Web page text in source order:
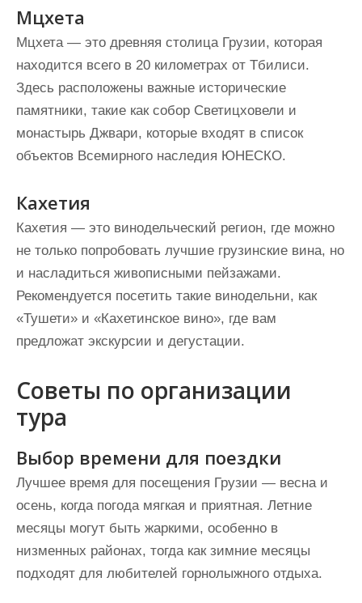
Мцхета
Мцхета — это древняя столица Грузии, которая
находится всего в 20 километрах от Тбилиси.
Здесь расположены важные исторические
памятники, такие как собор Светицховели и
монастырь Джвари, которые входят в список
объектов Всемирного наследия ЮНЕСКО.
Кахетия
Кахетия — это винодельческий регион, где можно
не только попробовать лучшие грузинские вина, но
и насладиться живописными пейзажами.
Рекомендуется посетить такие винодельни, как
«Тушети» и «Кахетинское вино», где вам
предложат экскурсии и дегустации.
Советы по организации
тура
Выбор времени для поездки
Лучшее время для посещения Грузии — весна и
осень, когда погода мягкая и приятная. Летние
месяцы могут быть жаркими, особенно в
низменных районах, тогда как зимние месяцы
подходят для любителей горнолыжного отдыха.